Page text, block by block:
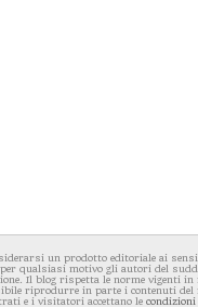
un prodotto editoriale ai sensi
qualsiasi motivo gli autori del
Il blog rispetta le norme vigenti
riprodurre in parte i contenuti del
e i visitatori accettano le